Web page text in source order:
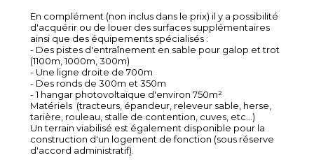
En complément (non inclus dans le prix) il y a possibilité
d'acquérir ou de louer des surfaces supplémentaires
ainsi que des équipements spécialisés :
- Des pistes d'entraînement en sable pour galop et trot
(1100m, 1000m, 300m)
- Une ligne droite de 700m
- Des ronds de 300m et 350m
- 1 hangar photovoltaïque d'environ 750m²
Matériels (tracteurs, épandeur, releveur sable, herse,
tarière, rouleau, stalle de contention, cuves, etc...)
Un terrain viabilisé est également disponible pour la
construction d'un logement de fonction (sous réserve
d'accord administratif).